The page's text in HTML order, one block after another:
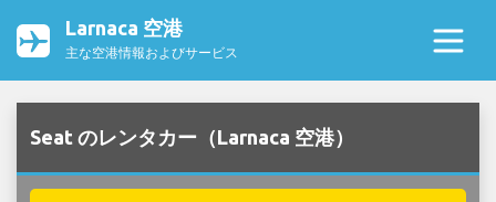
Larnaca 空港
主な空港情報およびサービス
Seat のレンタカー（Larnaca 空港）